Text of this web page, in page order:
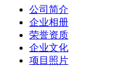
公司简介
企业相册
荣誉资质
企业文化
项目照片